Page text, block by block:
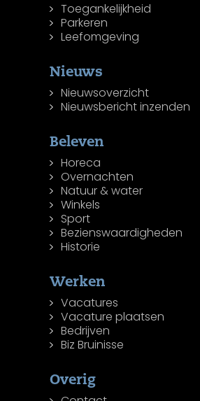
Toegankelijkheid
Parkeren
Leefomgeving
Nieuws
Nieuwsoverzicht
Nieuwsbericht inzenden
Beleven
Horeca
Overnachten
Natuur & water
Winkels
Sport
Bezienswaardigheden
Historie
Werken
Vacatures
Vacature plaatsen
Bedrijven
Biz Bruinisse
Overig